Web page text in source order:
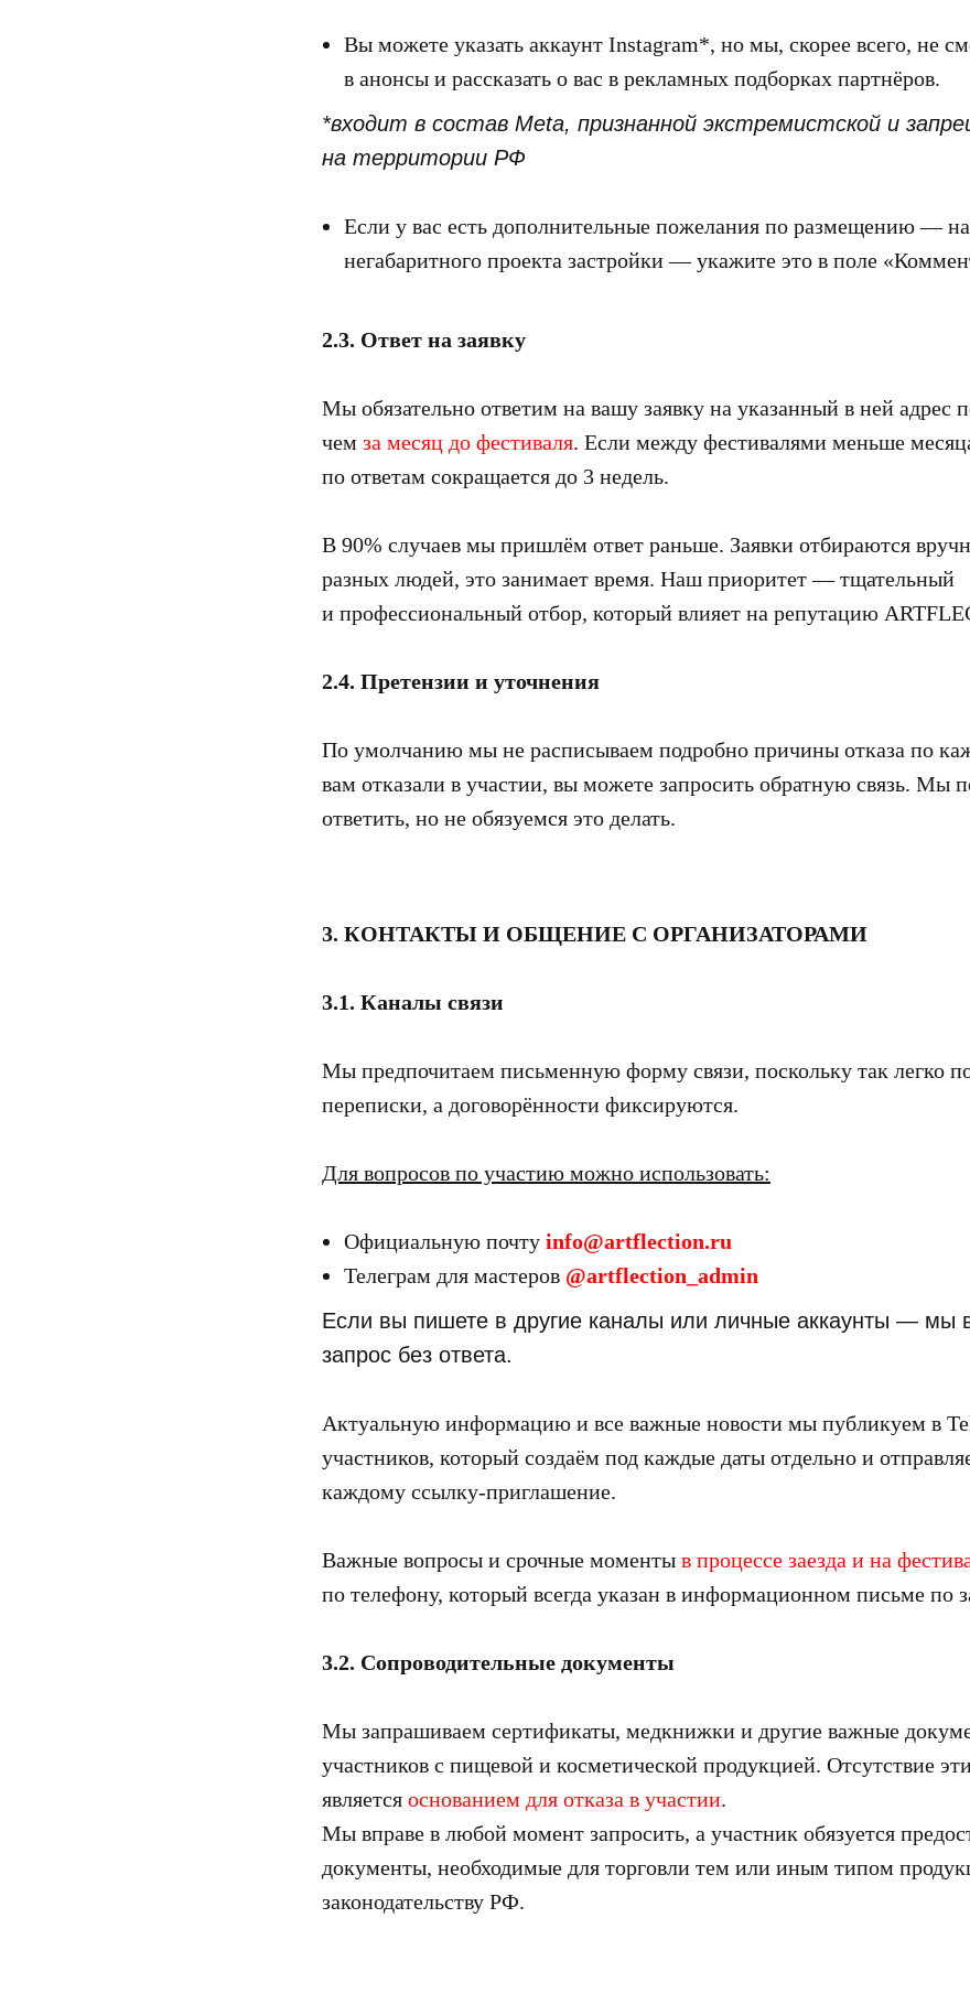
Вы можете указать аккаунт Instagram*, но мы, скорее всего, не
в анонсы и рассказать о вас в рекламных подборках партнёров.
*входит в состав Meta, признанной экстремистской и
на территории РФ
Если у вас есть дополнительные пожелания по размещению —
негабаритного проекта застройки — укажите это в поле
2.3. Ответ на заявку
Мы обязательно ответим на вашу заявку на указанный в ней адрес
чем за месяц до фестиваля. Если между фестивалями меньше
по ответам сокращается до 3 недель.
В 90% случаев мы пришлём ответ раньше. Заявки отбираются
разных людей, это занимает время. Наш приоритет — тщательный
и профессиональный отбор, который влияет на репутацию
2.4. Претензии и уточнения
По умолчанию мы не расписываем подробно причины отказа по
вам отказали в участии, вы можете запросить обратную связь. Мы
ответить, но не обязуемся это делать.
3. КОНТАКТЫ И ОБЩЕНИЕ С ОРГАНИЗАТОРАМИ
3.1. Каналы связи
Мы предпочитаем письменную форму связи, поскольку так легко
переписки, а договорённости фиксируются.
Для вопросов по участию можно использовать:
Официальную почту info@artflection.ru
Телеграм для мастеров @artflection_admin
Если вы пишете в другие каналы или личные аккаунты — мы
запрос без ответа.
Актуальную информацию и все важные новости мы публикуем в
участников, который создаём под каждые даты отдельно и
каждому ссылку-приглашение.
Важные вопросы и срочные моменты в процессе заезда и на
по телефону, который всегда указан в информационном письме по
3.2. Сопроводительные документы
Мы запрашиваем сертификаты, медкнижки и другие важные
участников с пищевой и косметической продукцией. Отсутствие
является основанием для отказа в участии.
Мы вправе в любой момент запросить, а участник обязуется
документы, необходимые для торговли тем или иным типом
законодательству РФ.